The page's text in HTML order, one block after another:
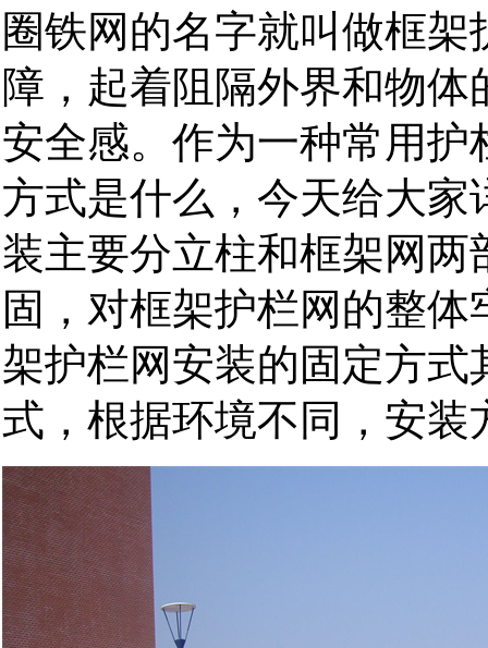
圈铁网的名字就叫做框
障，起着阻隔外界和物
安全感。作为一种常用
方式是什么，今天给大
装主要分立柱和框架网
固，对框架护栏网的整
架护栏网安装的固定方
式，根据环境不同，安装